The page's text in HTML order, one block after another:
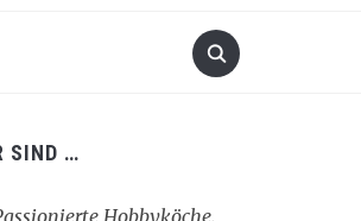
SIND …
Hobbyköche.